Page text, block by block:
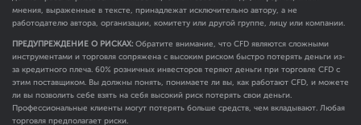
мнения, выраженные в тексте, принадлежат исключительно автору, а не
работодателю автора, организации, комитету или другой группе, лицу или компании.
ПРЕДУПРЕЖДЕНИЕ О РИСКАХ: Обратите внимание, что CFD являются сложными
инструментами и торговля сопряжена с высоким риском быстро потерять деньги из-
за кредитного плеча. 60% розничных инвесторов теряют деньги при торговле CFD с
этим поставщиком. Вы должны понять, понимаете ли вы, как работают CFD, и можете
ли вы позволить себе взять на себя высокий риск потерять свои деньги.
Профессиональные клиенты могут потерять больше средств, чем вкладывают. Любая
торговля предполагает риски.